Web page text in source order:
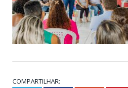
COMPARTILHAR: